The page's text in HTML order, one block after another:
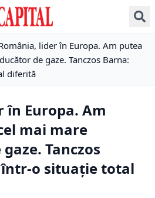
lider în Europa. Am putea
de gaze. Tanczos Barna:
diferită
în Europa. Am
mai mare
Tanczos
o situaţie total